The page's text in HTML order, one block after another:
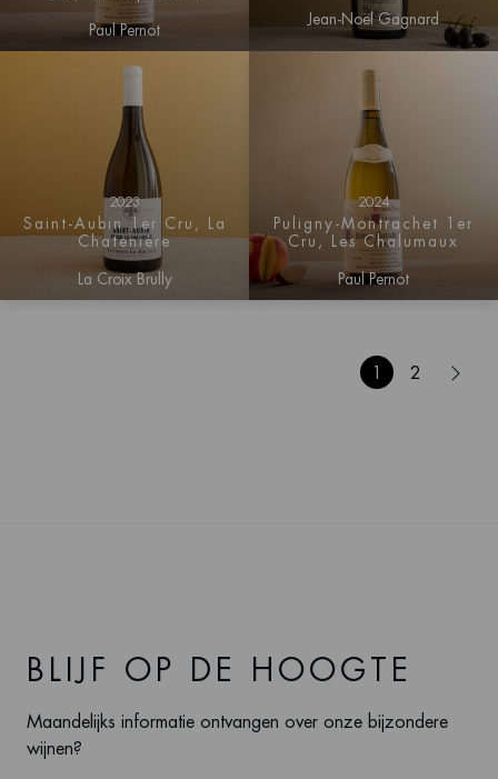
Paul Pernot
Jean-Noël Gagnard
2023
Saint-Aubin 1er Cru, La
Chatenière
La Croix Brully
2024
Puligny-Montrachet 1er
Cru, Les Chalumaux
Paul Pernot
1 2
BLIJF OP DE HOOGTE
Maandelijks informatie ontvangen over onze bijzondere
wijnen?